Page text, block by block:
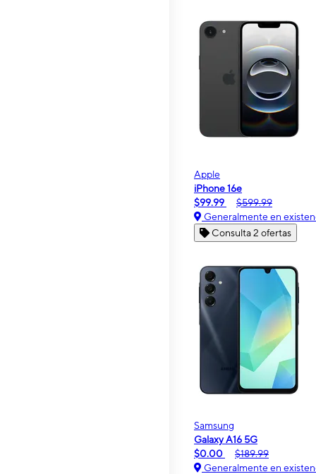
Apple
iPhone 16e
$99.99
$599.99
Generalmente en
Consulta 2 ofertas
Samsung
Galaxy A16 5G
$0.00
$189.99
Generalmente en